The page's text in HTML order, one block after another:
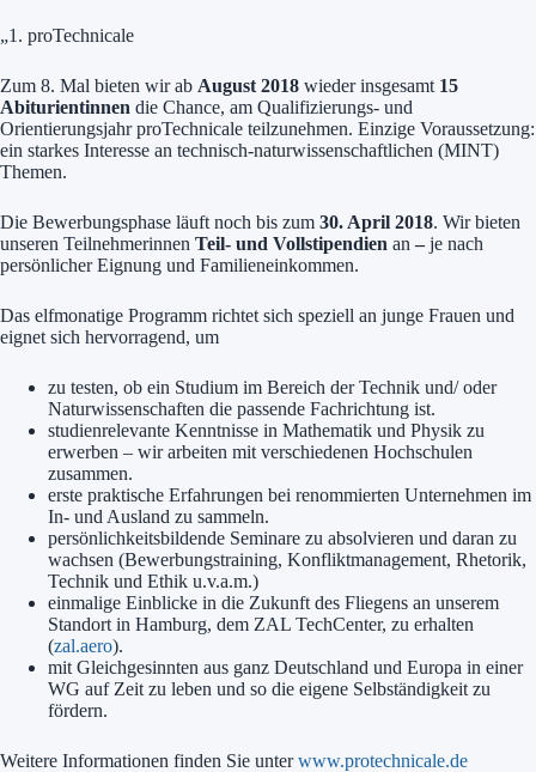
„1. proTechnicale
Zum 8. Mal bieten wir ab August 2018 wieder insgesamt 15
Abiturientinnen die Chance, am Qualifizierungs- und
Orientierungsjahr proTechnicale teilzunehmen. Einzige Voraussetzung:
ein starkes Interesse an technisch-naturwissenschaftlichen (MINT)
Themen.
Die Bewerbungsphase läuft noch bis zum 30. April 2018. Wir bieten
unseren Teilnehmerinnen Teil- und Vollstipendien an –je nach
persönlicher Eignung und Familieneinkommen.
Das elfmonatige Programm richtet sich speziell an junge Frauen und
eignet sich hervorragend, um
zu testen, ob ein Studium im Bereich der Technik und/ oder
Naturwissenschaften die passende Fachrichtung ist.
studienrelevante Kenntnisse in Mathematik und Physik zu
erwerben – wir arbeiten mit verschiedenen Hochschulen
zusammen.
erste praktische Erfahrungen bei renommierten Unternehmen im
In- und Ausland zu sammeln.
persönlichkeitsbildende Seminare zu absolvieren und daran zu
wachsen (Bewerbungstraining, Konfliktmanagement, Rhetorik,
Technik und Ethik u.v.a.m.)
einmalige Einblicke in die Zukunft des Fliegens an unserem
Standort in Hamburg, dem ZAL TechCenter, zu erhalten
(zal.aero).
mit Gleichgesinnten aus ganz Deutschland und Europa in einer
WG auf Zeit zu leben und so die eigene Selbständigkeit zu
fördern.
Weitere Informationen finden Sie unterwww.protechnicale.de